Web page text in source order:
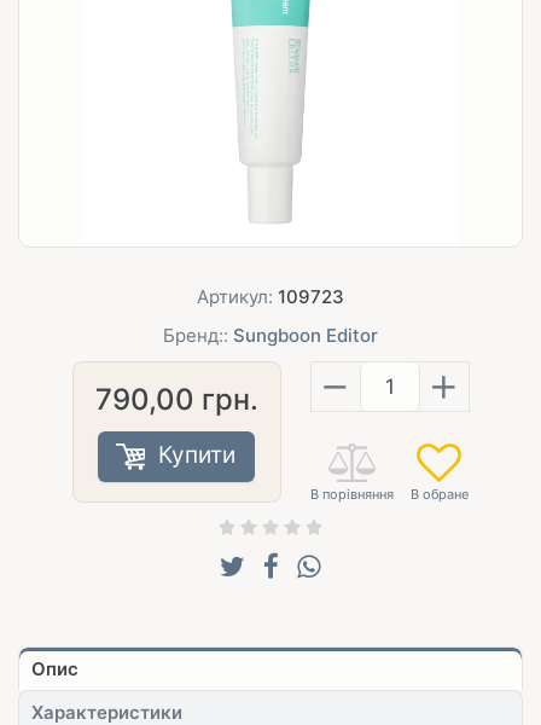
Артикул: 109723
Бренд:: Sungboon Editor
790,00 грн.
Купити
− +
Опис
Характеристики